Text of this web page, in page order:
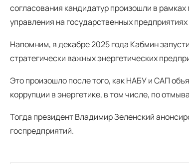
согласования кандидатур произошли в
управления на государственных
Напомним, в декабре 2025 года Кабмин
стратегически важных энергетических
Это произошло после того, как НАБУ и САП
коррупции в энергетике, в том числе, по
Тогда президент Владимир Зеленский
госпредприятий.